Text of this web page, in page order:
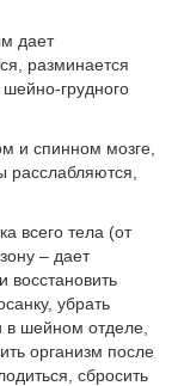
дает
разминается
грудного
и спинном мозге,
всего тела (от
– дает
восстановить
убрать
в шейном отделе,
организм после
сбросить